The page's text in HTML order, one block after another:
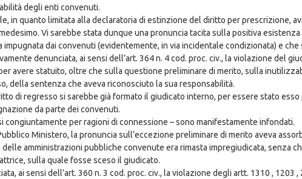
degli enti convenuti.
in quanto limitata alla declaratoria di estinzione del diritto per prescrizione,
Vi sarebbe stata dunque una pronuncia tacita sulla positiva
dai convenuti (evidentemente, in via incidentale condizionata) e
denunciata, ai sensi dell’art. 364 n. 4 cod. proc. civ., la violazione del
avere statuito, oltre che sulla questione preliminare di merito, sulla
della sentenza che aveva riconosciuto la sua responsabilità.
di regresso si sarebbe già formato il giudicato interno, per essere stato
da parte dei convenuti.
congiuntamente per ragioni di connessione – sono manifestamente infondati.
Ministero, la pronuncia sull’eccezione preliminare di merito aveva
amministrazioni pubbliche convenute era rimasta impregiudicata, senza
sulla quale fosse sceso il giudicato.
ai sensi dell’art. 360 n. 3 cod. proc. civ., la violazione degli artt. 1310 , 1203 ,